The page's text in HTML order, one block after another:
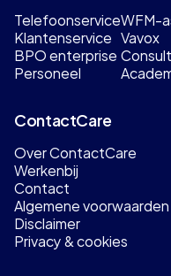
Telefoonservice
Klantenservice
BPO enterprise
Personeel
WFM-
Vavox
ContactCare
Over ContactCare
Werkenbij
Contact
Algemene voorwaarden
Disclaimer
Privacy & cookies